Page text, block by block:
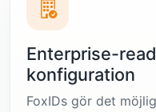
Enterprise-
konfiguration
FoxIDs gör det